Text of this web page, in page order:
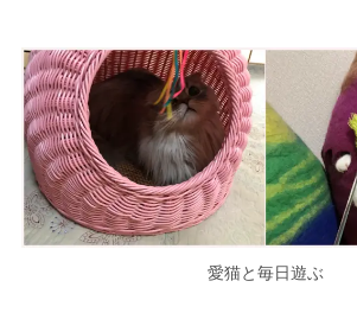
愛猫と毎日遊ぶ